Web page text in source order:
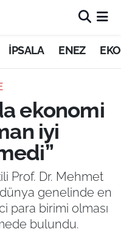
İPSALA ENEZ
ekonomi
iyi
Prof. Dr. Mehmet
dünya genelinde en
para birimi olması
bulundu.